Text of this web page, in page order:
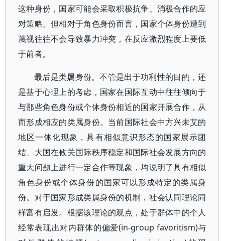
这种身份，国家可能会采取积极抗争、消极合作的应
对策略。但相对于角色身份而言，国家个体身份遭到
蔑视往往不会导致暴力冲突，在反应激烈程度上要低
于前者。
最后是类属身份。不管是出于功利性的目的，还
是基于心理上的考虑，国家在国际互动中往往倾向于
与那些角色身份或个体身份相近的国家开展合作，从
而形成相应的类属身份。当前国际社会中方兴未艾的
地区一体化现象，具有相似意识形态的国家展示团
结、大国在攸关国际秩序稳定和国际社会发展方向的
重大问题上进行一定合作等现象，均说明了具有相似
角色身份或个体身份的国家可以形成特定的类属身
份。对于国家形成类属身份的机制，社会认同理论同
样富有启发。根据该理论的观点，处于群体中的个人
经常表现出对内群体的偏爱(in-group favoritism)与